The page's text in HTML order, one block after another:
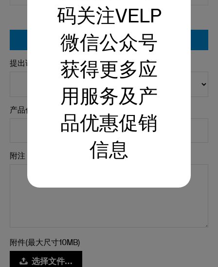
您的技术援助请求
提出请求的原因 *
序号 *
产品代码 *
附注 *
附件(最大尺寸10MB)
选择文件…
码关注VELP
微信公众号
获得更多应
用服务及产
品优惠促销
信息